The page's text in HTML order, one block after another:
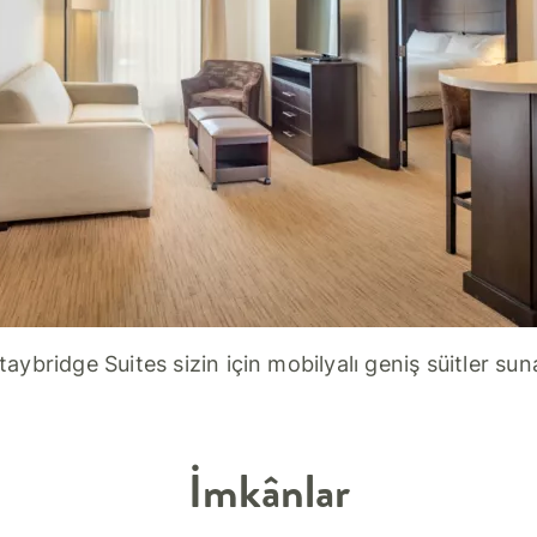
Suites sizin için mobilyalı geniş süitler
İmkânlar